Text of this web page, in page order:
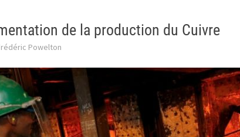
de la production du Cuivre
Powelton